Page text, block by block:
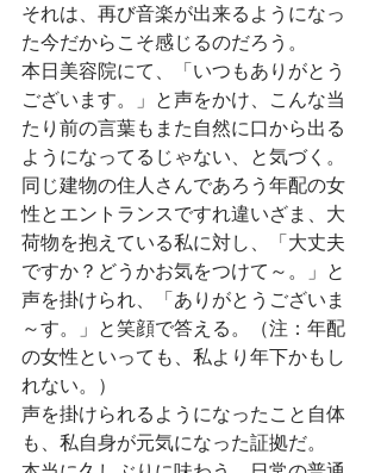
それは、再び音楽が出来るようになっ
た今だからこそ感じるのだろう。
本日美容院にて、「いつもありがとう
ございます。」と声をかけ、こんな当
たり前の言葉もまた自然に口から出る
ようになってるじゃない、と気づく。
同じ建物の住人さんであろう年配の女
性とエントランスですれ違いざま、大
荷物を抱えている私に対し、「大丈夫
ですか？どうかお気をつけて～。」と
声を掛けられ、「ありがとうございま
～す。」と笑顔で答える。（注：年配
の女性といっても、私より年下かもし
れない。）
声を掛けられるようになったこと自体
も、私自身が元気になった証拠だ。